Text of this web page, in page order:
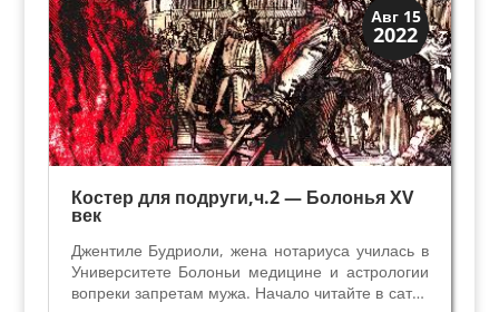
Авг 15
2022
Загадки прошлого
История
Костер для подруги,ч.2 — Болонья XV
век
Джентиле Будриоли, жена нотариуса училась в
Университете Болоньи медицине и астрологии
вопреки запретам мужа. Начало читайте в сатье